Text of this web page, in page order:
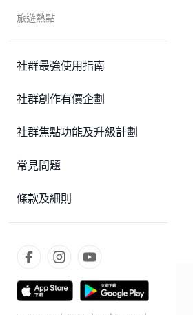
旅遊熱點
社群最強使用指南
社群創作有價企劃
社群焦點功能及升級計劃
常見問題
條款及細則